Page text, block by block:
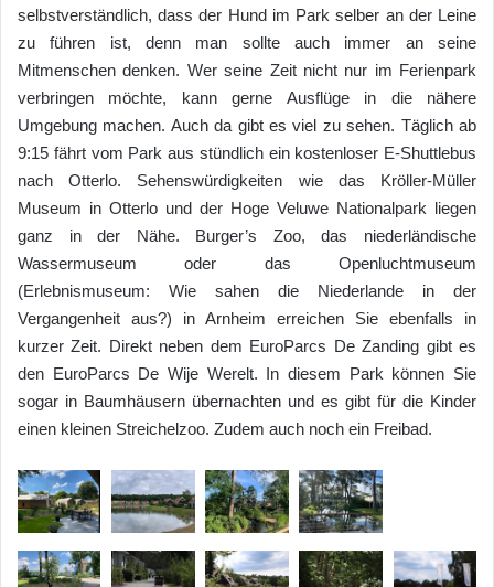
selbstverständlich, dass der Hund im Park selber an der Leine
zu führen ist, denn man sollte auch immer an seine
Mitmenschen denken. Wer seine Zeit nicht nur im Ferienpark
verbringen möchte, kann gerne Ausflüge in die nähere
Umgebung machen. Auch da gibt es viel zu sehen. Täglich ab
9:15 fährt vom Park aus stündlich ein kostenloser E-Shuttlebus
nach Otterlo. Sehenswürdigkeiten wie das Kröller-Müller
Museum in Otterlo und der Hoge Veluwe Nationalpark liegen
ganz in der Nähe. Burger’s Zoo, das niederländische
Wassermuseum oder das Openluchtmuseum
(Erlebnismuseum: Wie sahen die Niederlande in der
Vergangenheit aus?) in Arnheim erreichen Sie ebenfalls in
kurzer Zeit. Direkt neben dem EuroParcs De Zanding gibt es
den EuroParcs De Wije Werelt. In diesem Park können Sie
sogar in Baumhäusern übernachten und es gibt für die Kinder
einen kleinen Streichelzoo. Zudem auch noch ein Freibad.